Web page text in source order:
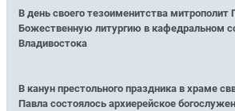
В день своего тезоименитства митрополит
Божественную литургию в кафедральном
Владивостока
В канун престольного праздника в храме
Павла состоялось архиерейское